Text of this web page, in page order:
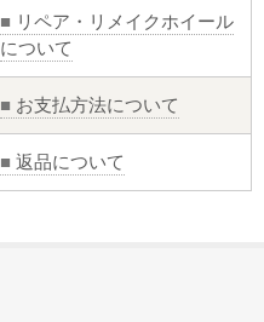
■ リペア・リメイクホイール
について
■ お支払方法について
■ 返品について